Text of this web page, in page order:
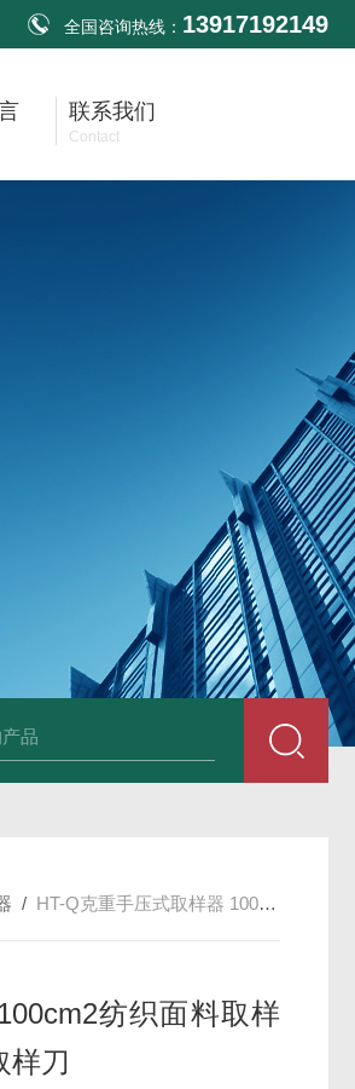
全国咨询热线： 13917192149
联系我们
Contact
HT808300kg带座椅轮椅秤 血透室轮椅
/ HT-Q克重手压式取样器 100cm2纺织面料取样仪器 牛仔布料圆盘取样刀
纺织面料取样
样刀